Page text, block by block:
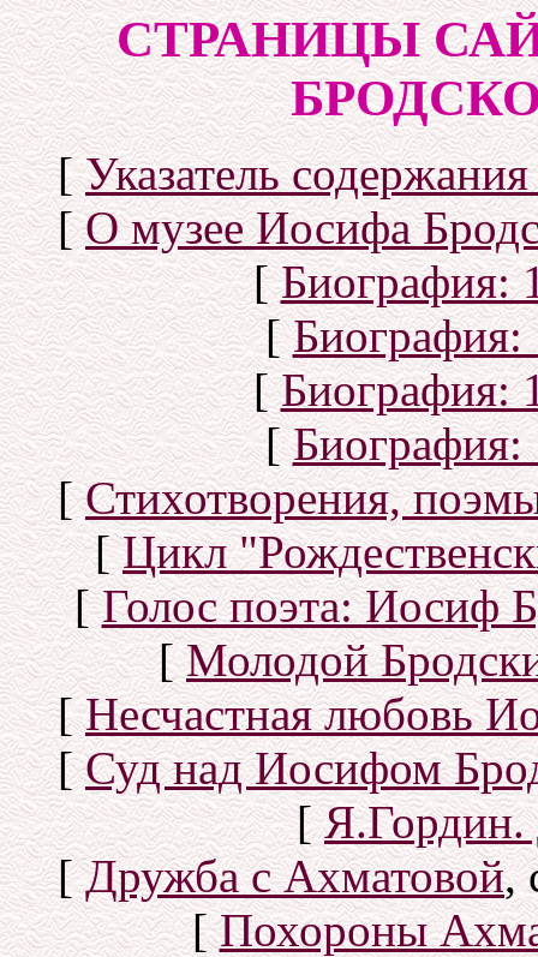
СТРАНИЦЫ
[Указатель
[О музее Иосифа
[Биография:
[Биография:
[Биография:
[Биография:
[Стихотворения,
[Цикл
[Голос поэта: Иосиф
[Молодой
[Несчастная любовь
[Суд над Иосифом
[Я.Гордин.
[Дружба с Ахматовой,
[Похороны